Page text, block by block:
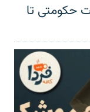
حکومتی تا